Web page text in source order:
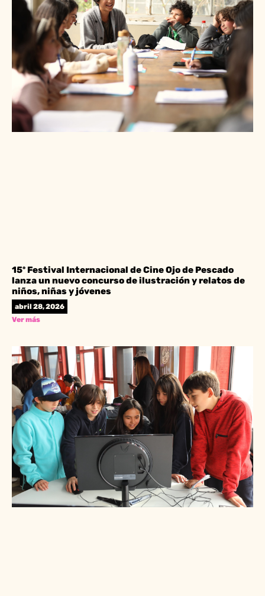
15º Festival Internacional de Cine Ojo de Pescado
lanza un nuevo concurso de ilustración y relatos de
niños, niñas y jóvenes
abril 28, 2026
Ver más